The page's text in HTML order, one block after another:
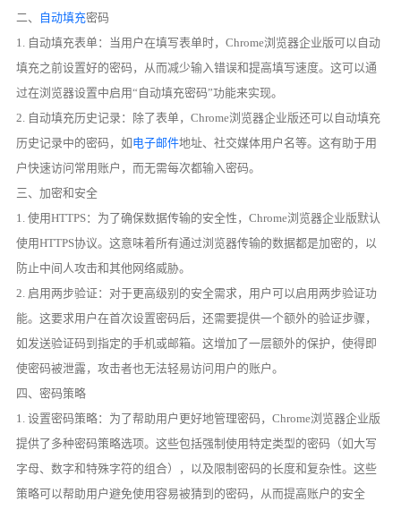
二、
自动填充密码
1. 自动填充表单：当用户在填写表单时，Chrome浏览器企业版可以自动
填充之前设置好的密码，从而减少输入错误和提高填写速度。这可以通
过在浏览器设置中启用“自动填充密码”功能来实现。
2. 自动填充历史记录：除了表单，Chrome浏览器企业版还可以自动填充
历史记录中的密码，如 电子邮件地址、社交媒体用户名等。这有助于用
户快速访问常用账户，而无需每次都输入密码。
三、加密和安全
1. 使用HTTPS：为了确保数据传输的安全性，Chrome浏览器企业版默认
使用HTTPS协议。这意味着所有通过浏览器传输的数据都是加密的，以
防止中间人攻击和其他网络威胁。
2. 启用两步验证：对于更高级别的安全需求，用户可以启用两步验证功
能。这要求用户在首次设置密码后，还需要提供一个额外的验证步骤，
如发送验证码到指定的手机或邮箱。这增加了一层额外的保护，使得即
使密码被泄露，攻击者也无法轻易访问用户的账户。
四、密码策略
1. 设置密码策略：为了帮助用户更好地管理密码，Chrome浏览器企业版
提供了多种密码策略选项。这些包括强制使用特定类型的密码（如大写
字母、数字和特殊字符的组合），以及限制密码的长度和复杂性。这些
策略可以帮助用户避免使用容易被猜到的密码，从而提高账户的安全